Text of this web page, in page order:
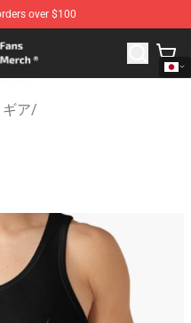
over $100
Face Merchandise Shop
ア/